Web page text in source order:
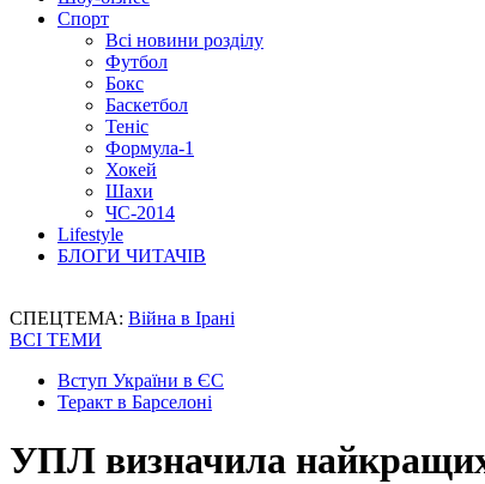
Спорт
Всі новини розділу
Футбол
Бокс
Баскетбол
Теніс
Формула-1
Хокей
Шахи
ЧС-2014
Lifestyle
БЛОГИ ЧИТАЧІВ
СПЕЦТЕМА: Війна в Ірані
ВСІ ТЕМИ
Вступ України в ЄС
Теракт в Барселоні
УПЛ визначила найкращих